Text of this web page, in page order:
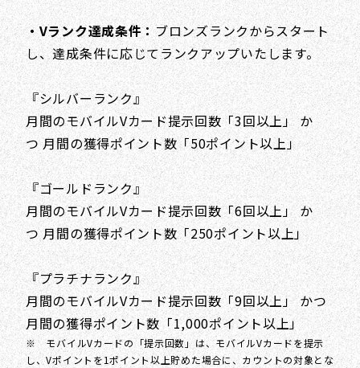
・Vランク達成条件：ブロンズランクからスタート
し、達成条件に応じてランクアップいたします。
『シルバーランク』
月間のモバイルVカード提示回数「3回以上」 か
つ 月間の獲得ポイント数「50ポイント以上」
『ゴールドランク』
月間のモバイルVカード提示回数「6回以上」 か
つ 月間の獲得ポイント数「250ポイント以上」
『プラチナランク』
月間のモバイルVカード提示回数「9回以上」 かつ
月間の獲得ポイント数「1,000ポイント以上」
※ モバイルVカードの「提示回数」は、モバイルVカードを提示
し、Vポイントを1ポイント以上貯めた場合に、カウントの対象とな